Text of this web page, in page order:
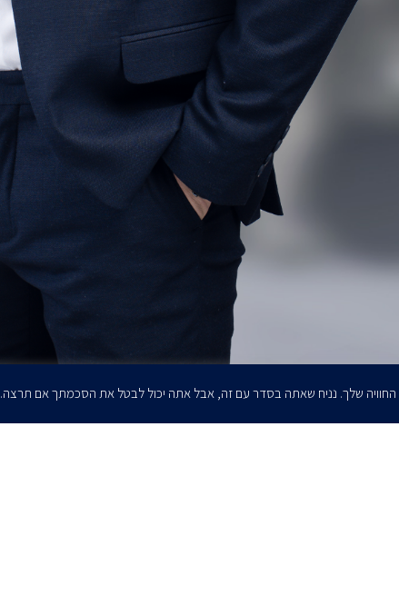
שלך. נניח שאתה בסדר עם זה, אבל אתה יכול לבטל את הסכמתך אם תרצה.